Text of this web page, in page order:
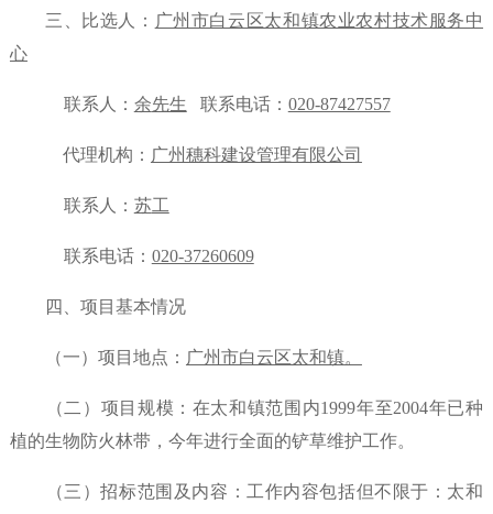
三、比选人： 广州市白云区太和镇农业农村技术服务中
心
联系人： 余先生 联系电话： 020-87427557
代理机构 ： 广州穗科建设管理有限公司
联系人： 苏工
联系电话： 020-37260609
四、项目基本情况
（一）项目地点： 广州市白云区太和镇。
（二）项目规模： 在太和镇范围内1999年至2004年已种
植的生物防火林带，今年进行全面的铲草维护工作。
（三）招标范围及内容：工作内容包括但不限于： 太和